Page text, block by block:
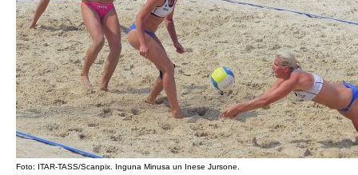
Foto: ITAR-TASS/Scanpix. Inguna Minusa un Inese Jursone.